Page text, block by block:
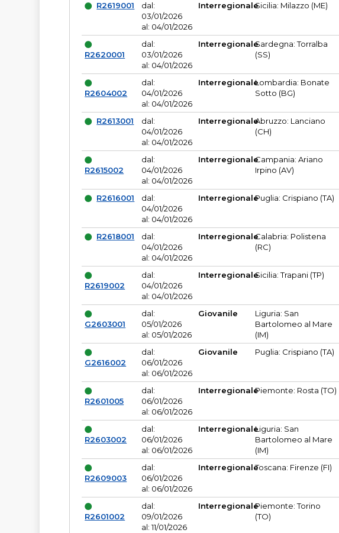
R2619001
dal:
03/01/2026
al: 04/01/2026
InterregionaleSicilia: Milazzo (ME)
R2620001
dal:
03/01/2026
al: 04/01/2026
InterregionaleSardegna: Torralba
(SS)
R2604002
dal:
04/01/2026
al: 04/01/2026
InterregionaleLombardia: Bonate
Sotto (BG)
R2613001
dal:
04/01/2026
al: 04/01/2026
InterregionaleAbruzzo: Lanciano
(CH)
R2615002
dal:
04/01/2026
al: 04/01/2026
InterregionaleCampania: Ariano
Irpino (AV)
R2616001
dal:
04/01/2026
al: 04/01/2026
InterregionalePuglia: Crispiano (TA)
R2618001
dal:
04/01/2026
al: 04/01/2026
InterregionaleCalabria: Polistena
(RC)
R2619002
dal:
04/01/2026
al: 04/01/2026
InterregionaleSicilia: Trapani (TP)
G2603001
dal:
05/01/2026
al: 05/01/2026
Giovanile
Liguria: San
Bartolomeo al Mare
(IM)
G2616002
dal:
06/01/2026
al: 06/01/2026
Giovanile Puglia: Crispiano (TA)
R2601005
dal:
06/01/2026
al: 06/01/2026
InterregionalePiemonte: Rosta (TO)
R2603002
dal:
06/01/2026
al: 06/01/2026
InterregionaleLiguria: San
Bartolomeo al Mare
(IM)
R2609003
dal:
06/01/2026
al: 06/01/2026
InterregionaleToscana: Firenze (FI)
R2601002
dal:
09/01/2026
al: 11/01/2026
InterregionalePiemonte: Torino
(TO)